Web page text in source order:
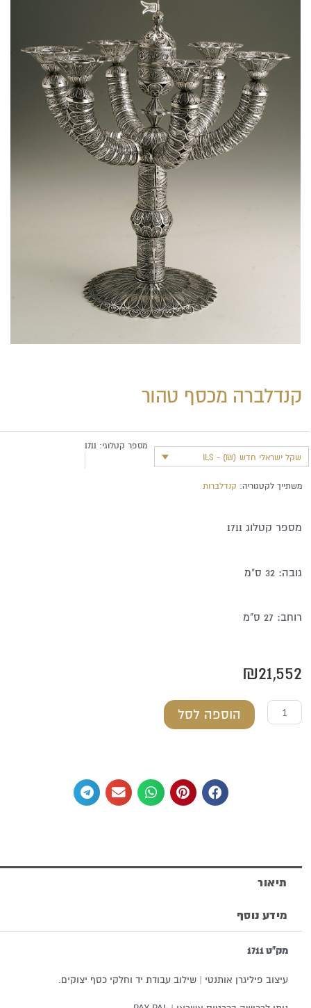
קנדלברה מכסף טהור
שקל ישראלי חדש (₪) - ILS
מספר קטלוגי:1711
משתייך לקטגוריה: קנדלברות
מספר קטלוג 1711
גובה: 32 ס"מ
רוחב: 27 ס"מ
₪21,552
הוספה לסל
תיאור
מידע נוסף
מק"ט 1711
עיצוב פיליגרן אותנטי | שילוב עבודת יד וחלקי כסף יצוקים.